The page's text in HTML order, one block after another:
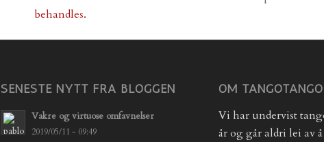
behandles.
SENESTE NYTT FRA BLOGGEN
Vakre og virtuose omfavnelser
2019/05/11 - 09:49
OM TANGOTANGO
Vi har undervist
år og går aldri lei av